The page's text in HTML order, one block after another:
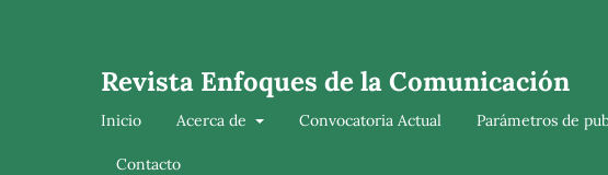
Revista Enfoques de la Comunicación
Inicio Acerca de Convocatoria Actual Parámetros de
Contacto